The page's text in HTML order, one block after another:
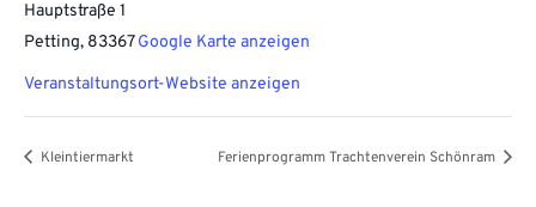
Hauptstraße 1
Petting, 83367 Google Karte anzeigen
Veranstaltungsort-Website anzeigen
Kleintiermarkt Ferienprogramm Trachtenverein Schönram